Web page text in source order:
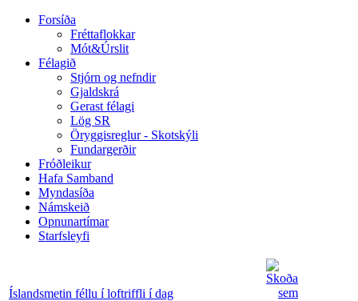
Forsíða
Fréttaflokkar
Mót&Úrslit
Félagið
Stjórn og nefndir
Gjaldskrá
Gerast félagi
Lög SR
Öryggisreglur - Skotskýli
Fundargerðir
Fróðleikur
Hafa Samband
Myndasíða
Námskeið
Opnunartímar
Starfsleyfi
Íslandsmetin féllu í loftriffli í dag